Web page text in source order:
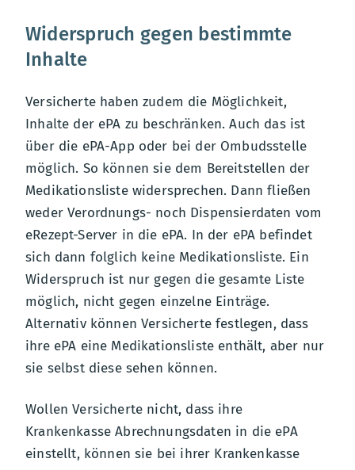
Widerspruch gegen bestimmte
Inhalte
Versicherte haben zudem die Möglichkeit,
Inhalte der ePA zu beschränken. Auch das ist
über die ePA-App oder bei der Ombudsstelle
möglich. So können sie dem Bereitstellen der
Medikationsliste widersprechen. Dann fließen
weder Verordnungs- noch Dispensierdaten vom
eRezept-Server in die ePA. In der ePA befindet
sich dann folglich keine Medikationsliste. Ein
Widerspruch ist nur gegen die gesamte Liste
möglich, nicht gegen einzelne Einträge.
Alternativ können Versicherte festlegen, dass
ihre ePA eine Medikationsliste enthält, aber nur
sie selbst diese sehen können.
Wollen Versicherte nicht, dass ihre
Krankenkasse Abrechnungsdaten in die ePA
einstellt, können sie bei ihrer Krankenkasse